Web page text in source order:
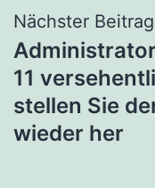
Nächster Beitrag
11
stellen Sie
wieder her